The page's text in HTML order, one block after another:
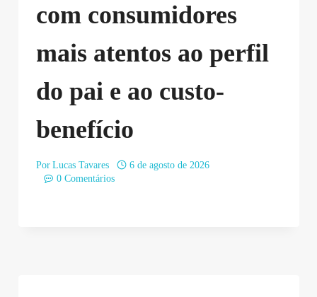
com consumidores
mais atentos ao perfil
do pai e ao custo-
benefício
Por Lucas Tavares
6 de agosto de 2026
0 Comentários